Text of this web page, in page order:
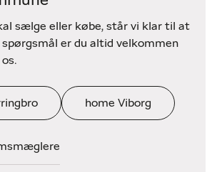
sælge eller købe, står vi klar til at
er du altid velkommen
home Viborg